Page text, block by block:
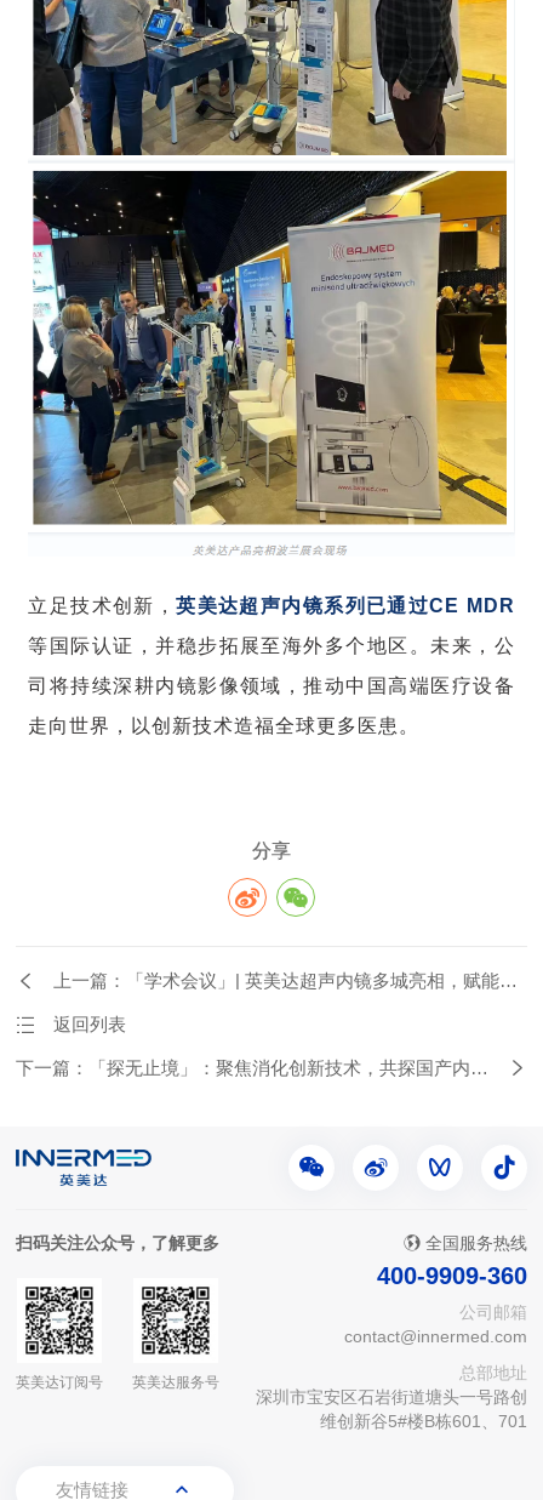
立足技术创新，英美达超声内镜系列已通过CE MDR
等国际认证，并稳步拓展至海外多个地区。未来，公
司将持续深耕内镜影像领域，推动中国高端医疗设备
走向世界，以创新技术造福全球更多医患。
分享
上一篇：「学术会议」| 英美达超声内镜多城亮相，赋能临
返回列表
下一篇：「探无止境」：聚焦消化创新技术，共探国产内镜
扫码关注公众号，了解更多
英美达订阅号 英美达服务号
全国服务热线
400-9909-360
公司邮箱
contact@innermed.com
总部地址
深圳市宝安区石岩街道塘头一号路创
维创新谷5#楼B栋601、701
友情链接